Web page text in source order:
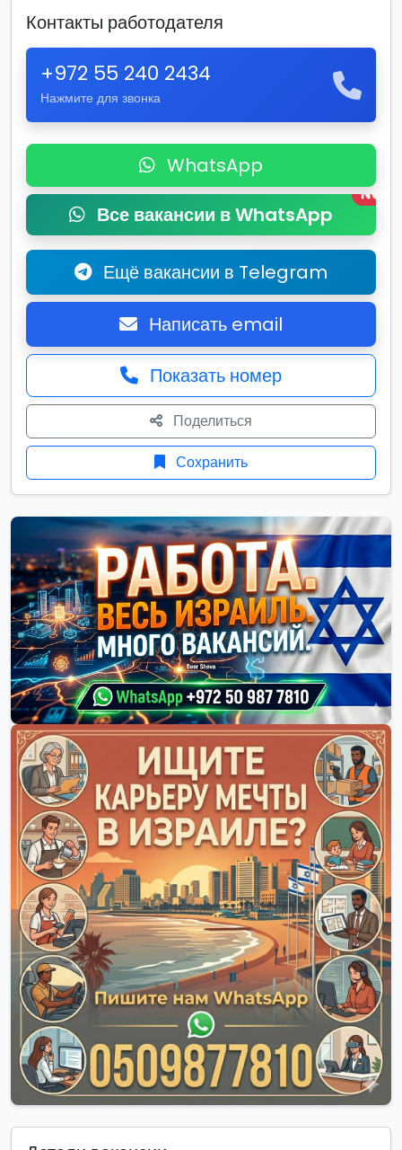
Контакты работодателя
+972 55 240 2434
Нажмите для звонка
WhatsApp
Все вакансии в WhatsApp
New
Ещё вакансии в Telegram
Написать email
Показать номер
Поделиться
Сохранить